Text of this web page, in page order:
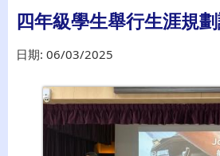
四年級學生舉行生
四年級學生舉行生涯規
日期: 06/03/2025